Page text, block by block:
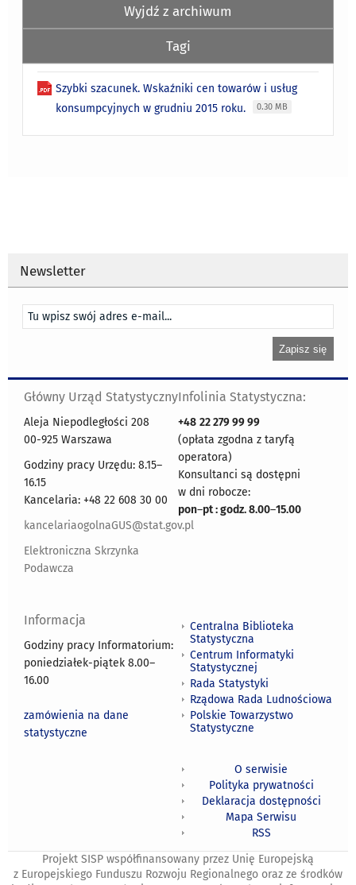
Wyjdź z archiwum
Tagi
Szybki szacunek. Wskaźniki cen towarów i usług
konsumpcyjnych w grudniu 2015 roku.
0.30 MB
Newsletter
Główny Urząd Statystyczny
Aleja Niepodległości 208
00-925 Warszawa
Godziny pracy Urzędu: 8.15–
16.15
Kancelaria: +48 22 608 30 00
kancelariaogolnaGUS@stat.gov.pl
Elektroniczna Skrzynka
Podawcza
Infolinia Statystyczna:
+48 22 279 99 99
(opłata zgodna z taryfą
operatora)
Konsultanci są dostępni
w dni robocze:
pon–pt : godz. 8.00–15.00
Informacja
Godziny pracy Informatorium:
poniedziałek-piątek 8.00–
16.00
zamówienia na dane
statystyczne
Centralna Biblioteka
Statystyczna
Centrum Informatyki
Statystycznej
Rada Statystyki
Rządowa Rada Ludnościowa
Polskie Towarzystwo
Statystyczne
O serwisie
Polityka prywatności
Deklaracja dostępności
Mapa Serwisu
RSS
Projekt SISP współfinansowany przez Unię Europejską
z Europejskiego Funduszu Rozwoju Regionalnego oraz ze środków